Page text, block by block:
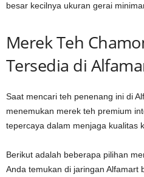
besar kecilnya ukuran gerai
Merek Teh
Tersedia di
Saat mencari teh penenang ini di
menemukan merek teh premium
tepercaya dalam menjaga kualitas
Berikut adalah beberapa pilihan
Anda temukan di jaringan Alfamart